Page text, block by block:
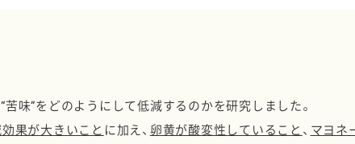
味”をどのようにして低減するのかを研究しました。
効果が大きいこと に加え、 卵黄が酸変性していること 、 マヨネ